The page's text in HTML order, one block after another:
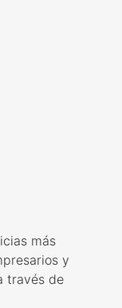
más
y
través de